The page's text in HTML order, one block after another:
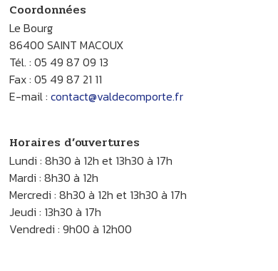
Coordonnées
Le Bourg
86400 SAINT MACOUX
Tél. : 05 49 87 09 13
Fax : 05 49 87 21 11
E-mail : contact@valdecomporte.fr
Horaires d’ouvertures
Lundi : 8h30 à 12h et 13h30 à 17h
Mardi : 8h30 à 12h
Mercredi : 8h30 à 12h et 13h30 à 17h
Jeudi : 13h30 à 17h
Vendredi : 9h00 à 12h00